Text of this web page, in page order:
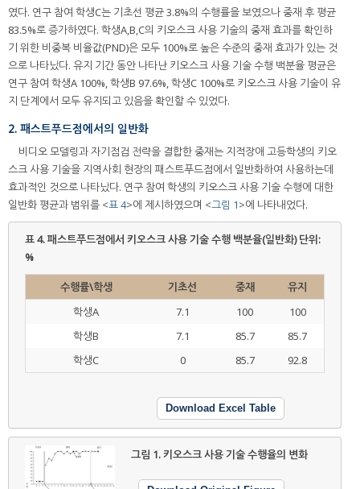
였다. 연구 참여 학생C는 기초선 평균 3.8%의 수행률을 보였으나 중재 후 평균
83.5%로 증가하였다. 학생A,B,C의 키오스크 사용 기술의 중재 효과를 확인하
기 위한 비중복 비율값(PND)은 모두 100%로 높은 수준의 중재 효과가 있는 것
으로 나타났다. 유지 기간 동안 나타난 키오스크 사용 기술 수행 백분율 평균은
연구 참여 학생A 100%, 학생B 97.6%, 학생C 100%로 키오스크 사용 기술이 유
지 단계에서 모두 유지되고 있음을 확인할 수 있었다.
2. 패스트푸드점에서의 일반화
비디오 모델링과 자기점검 전략을 결합한 중재는 지적장애 고등학생의 키오
스크 사용 기술을 지역사회 현장의 패스트푸드점에서 일반화하여 사용하는데
효과적인 것으로 나타났다. 연구 참여 학생의 키오스크 사용 기술 수행에 대한
일반화 평균과 범위를 <표 4>에 제시하였으며 <그림 1>에 나타내었다.
표 4.패스트푸드점에서 키오스크 사용 기술 수행 백분율(일반화) 단위:
%
수행률\학생 기초선 중재
유지
학생A
7.1 100
100
학생B
7.1 85.7
85.7
학생C
0 85.7 92.8
Download Excel Table
그림 1.키오스크 사용 기술 수행율의 변화